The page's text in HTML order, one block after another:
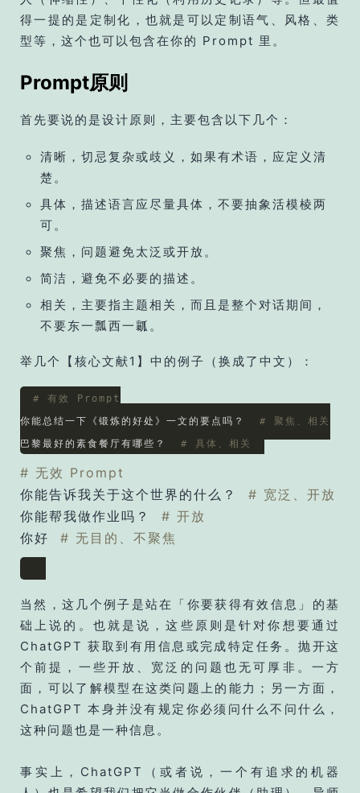
得一提的是定制化，也就是可以定制语气、风格、类
型等，这个也可以包含在你的 Prompt 里。
Prompt原则
首先要说的是设计原则，主要包含以下几个：
清晰，切忌复杂或歧义，如果有术语，应定义清
楚。
具体，描述语言应尽量具体，不要抽象活模棱两
可。
聚焦，问题避免太泛或开放。
简洁，避免不必要的描述。
相关，主要指主题相关，而且是整个对话期间，
不要东一瓢西一瓤。
举几个【核心文献1】中的例子（换成了中文）：
# 有效 Prompt
你能总结一下《锻炼的好处》一文的要点吗？ # 聚焦、相关
巴黎最好的素食餐厅有哪些？ # 具体、相关
# 无效 Prompt
你能告诉我关于这个世界的什么？ # 宽泛、开放
你能帮我做作业吗？ # 开放
你好 # 无目的、不聚焦
当然，这几个例子是站在「你要获得有效信息」的基
础上说的。也就是说，这些原则是针对你想要通过
ChatGPT 获取到有用信息或完成特定任务。抛开这
个前提，一些开放、宽泛的问题也无可厚非。一方
面，可以了解模型在这类问题上的能力；另一方面，
ChatGPT 本身并没有规定你必须问什么不问什么，
这种问题也是一种信息。
事实上，ChatGPT（或者说，一个有追求的机器